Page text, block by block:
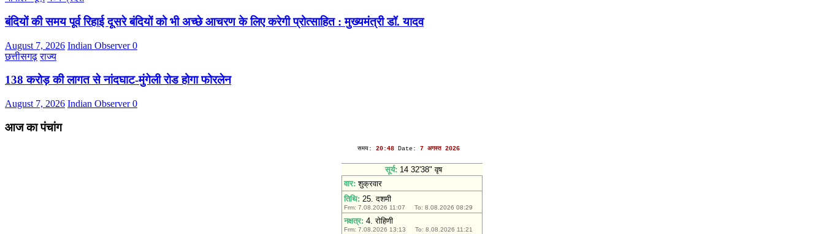
बंदियों की समय पूर्व रिहाई दूसरे बंदियों को भी अच्छे आचरण के लिए करेगी प्रोत्साहित : मुख्यमंत्री डॉ. यादव
August 7, 2026 Indian Observer0
छत्तीसगढ़ राज्य
138 करोड़ की लागत से नांदघाट-मुंगेली रोड होगा फोरलेन
August 7, 2026 Indian Observer0
आज का पंचांग